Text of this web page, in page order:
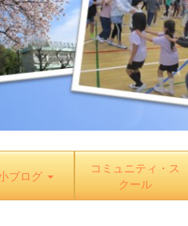
ブログ
コミュニティ・ス
クール